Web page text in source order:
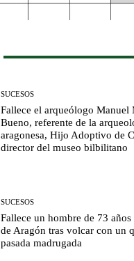
SUCESOS
Fallece el arqueólogo Manuel
Bueno, referente de la
aragonesa, Hijo Adoptivo de
director del museo bilbilitano
SUCESOS
Fallece un hombre de 73 años
de Aragón tras volcar con un
pasada madrugada